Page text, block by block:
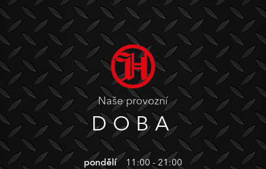
DOBA
Naše provozní
pondělí
11:00 - 21:00